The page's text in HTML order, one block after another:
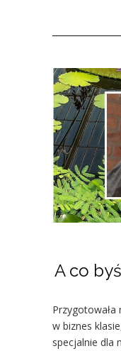
A co
w biznes
specjalnie dla